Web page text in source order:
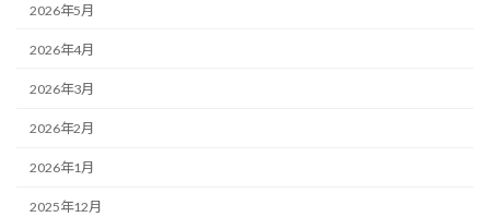
2026年5月
2026年4月
2026年3月
2026年2月
2026年1月
2025年12月